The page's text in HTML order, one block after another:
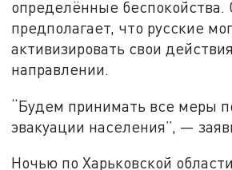
определённые беспокойства.
предполагает, что русские
активизировать свои
направлении.
“Будем принимать все меры
эвакуации населения”, —
Ночью по Харьковской